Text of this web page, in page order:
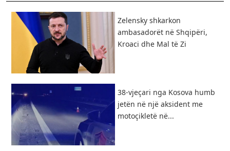
Zelensky shkarkon
ambasadorët në Shqipëri,
Kroaci dhe Mal të Zi
38-vjeçari nga Kosova humb
jetën në një aksident me
motoçikletë në...